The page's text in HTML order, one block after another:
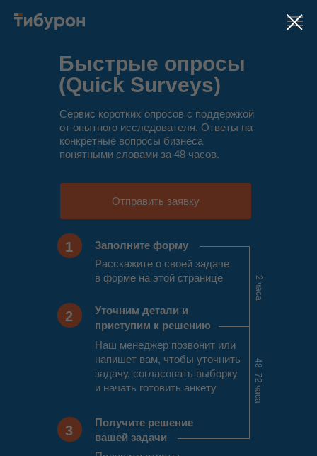
Сервис коротких опросов с поддержкой
от опытного исследователя. Ответы на
конкретные вопросы бизнеса
понятными словами за 48 часов.
Отправить заявку
Расскажите о своей задаче
в форме на этой странице
2 часа
48‒72 часа
Заполните форму
Наш менеджер позвонит или
напишет вам, чтобы уточнить
задачу, согласовать выборку
и начать готовить анкету
Уточним детали и
приступим к решению
Быстрые опросы
(Quick Surveys)
Получите решение
вашей задачи
1
2
3